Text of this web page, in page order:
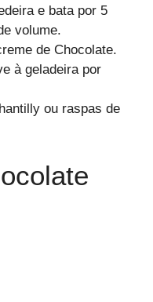
e bata por 5
volume.
de Chocolate.
à geladeira por
ou raspas de